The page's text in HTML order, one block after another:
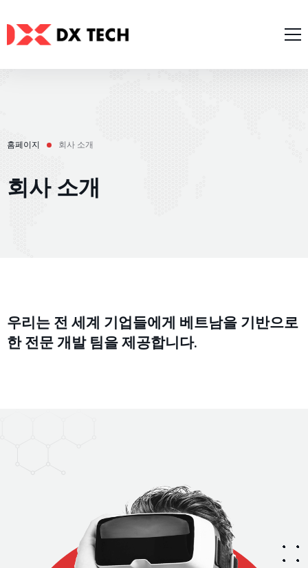
홈페이지 회사 소개
회사 소개
우리는 전 세계 기업들에게 베트남을 기반으로
한 전문 개발 팀을 제공합니다.